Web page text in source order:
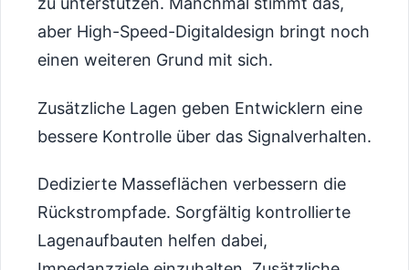
aber High-Speed-Digitaldesign bringt noch
einen weiteren Grund mit sich.
Zusätzliche Lagen geben Entwicklern eine
bessere Kontrolle über das Signalverhalten.
Dedizierte Masseflächen verbessern die
Rückstrompfade. Sorgfältig kontrollierte
Lagenaufbauten helfen dabei,